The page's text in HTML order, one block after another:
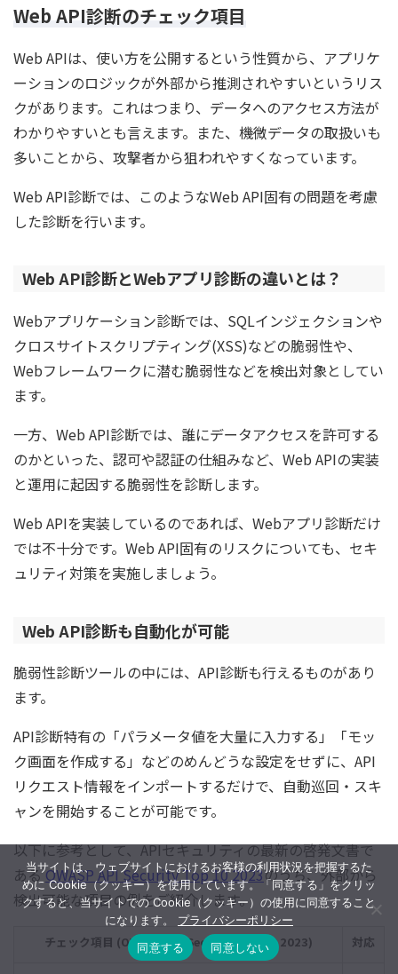
Web API診断のチェック項目
Web APIは、使い方を公開するという性質から、アプリケ
ーションのロジックが外部から推測されやすいというリス
クがあります。これはつまり、データへのアクセス方法が
わかりやすいとも言えます。また、機微データの取扱いも
多いことから、攻撃者から狙われやすくなっています。
Web API診断では、このようなWeb API固有の問題を考慮
した診断を行います。
Web API診断とWebアプリ診断の違いとは？
Webアプリケーション診断では、SQLインジェクションや
クロスサイトスクリプティング(XSS)などの脆弱性や、
Webフレームワークに潜む脆弱性などを検出対象としてい
ます。
一方、Web API診断では、誰にデータアクセスを許可する
のかといった、認可や認証の仕組みなど、Web APIの実装
と運用に起因する脆弱性を診断します。
Web APIを実装しているのであれば、Webアプリ診断だけ
では不十分です。Web API固有のリスクについても、セキ
ュリティ対策を実施しましょう。
Web API診断も自動化が可能
脆弱性診断ツールの中には、API診断も行えるものがあり
ます。
API診断特有の「パラメータ値を大量に入力する」「モッ
ク画面を作成する」などのめんどうな設定をせずに、API
リクエスト情報をインポートするだけで、自動巡回・スキ
ャンを開始することが可能です。
以下に参考として、APIセキュリティの最新の啓発文書で
あるOWASP API Security Top 10 2023のうち、外部から
検出可能な項目の例をご紹介します。
チェック項目 (OWASP API Security Top 10 2023) 対応
当サイトは、ウェブサイトにおけるお客様の利用状況を把握するた
めに Cookie（クッキー）を使用しています。「同意する」をクリッ
クすると、当サイトでの Cookie（クッキー）の使用に同意すること
になります。 プライバシーポリシー
同意する
同意しない